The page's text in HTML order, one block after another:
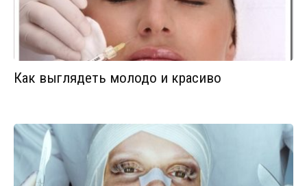
Как выглядеть молодо и красиво